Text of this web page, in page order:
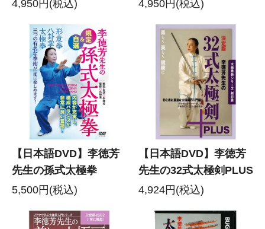
4,950円(税込)
4,950円(税込)
【日本語DVD】李徳芳
先生の孫式太極拳
5,500円(税込)
【日本語DVD】李徳芳
先生の32式太極剣PLUS
4,924円(税込)